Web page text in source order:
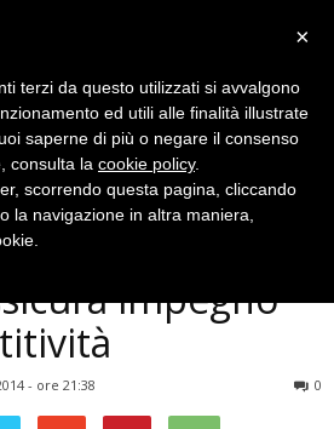
a Palazzo Chigi,
impegno
- ore 21:38 0
×
terzi da questo utilizzati si avvalgono
ed utili alle finalità illustrate
saperne di più o negare il consenso
consulta la cookie policy.
scorrendo questa pagina, cliccando
la navigazione in altra maniera,